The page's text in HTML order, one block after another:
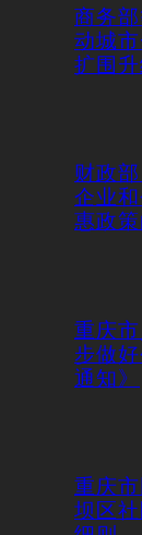
商务
动城
扩围
财政
企业
惠政
重庆
步做
通知》
重庆
坝区